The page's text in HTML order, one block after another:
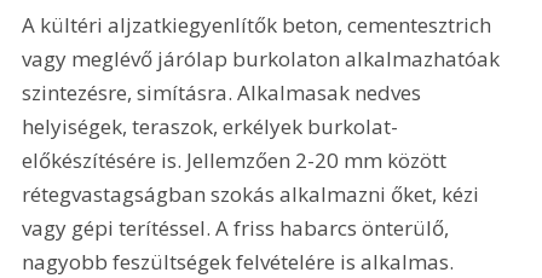
A kültéri aljzatkiegyenlítők beton, cementesztrich
vagy meglévő járólap burkolaton alkalmazhatóak
szintezésre, simításra. Alkalmasak nedves
helyiségek, teraszok, erkélyek burkolat-
előkészítésére is. Jellemzően 2-20 mm között
rétegvastagságban szokás alkalmazni őket, kézi
vagy gépi terítéssel. A friss habarcs önterülő,
nagyobb feszültségek felvételére is alkalmas.